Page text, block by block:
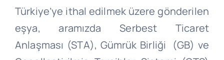
Türkiye’ye ithal edilmek üzere gönderilen
eşya, aramızda Serbest Ticaret
Anlaşması (STA), Gümrük Birliği (GB) ve